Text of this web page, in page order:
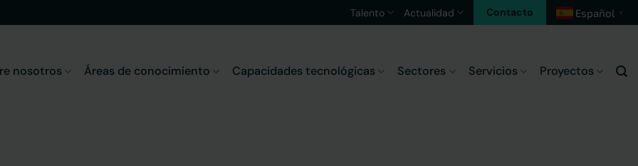
Talento Actualidad Contacto Español ▼
nosotros Áreas de conocimiento Capacidades tecnológicas Sectores Servicios Proyectos